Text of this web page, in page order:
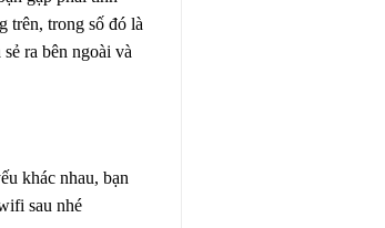
trên, trong số đó là
ra bên ngoài và
khác nhau, bạn
sau nhé